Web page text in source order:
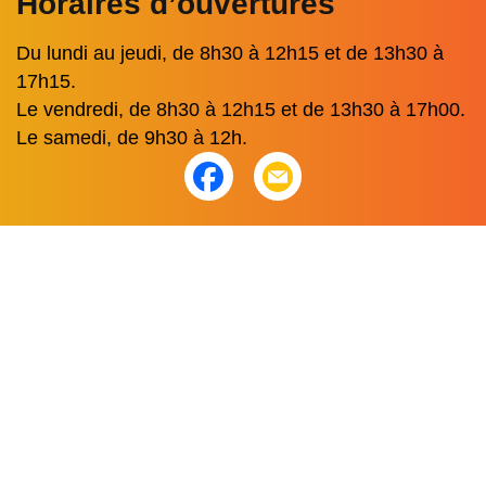
Du lundi au jeudi, de 8h30 à 12h15 et de 13h30 à
17h15.
Le vendredi, de 8h30 à 12h15 et de 13h30 à 17h00.
Le samedi, de 9h30 à 12h.